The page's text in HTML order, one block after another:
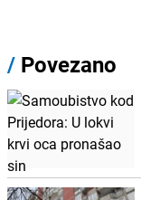
/ Povezano